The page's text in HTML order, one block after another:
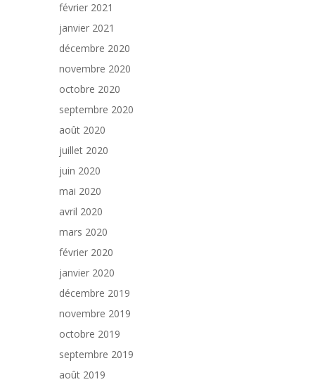
février 2021
janvier 2021
décembre 2020
novembre 2020
octobre 2020
septembre 2020
août 2020
juillet 2020
juin 2020
mai 2020
avril 2020
mars 2020
février 2020
janvier 2020
décembre 2019
novembre 2019
octobre 2019
septembre 2019
août 2019